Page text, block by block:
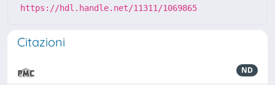
https://hdl.handle.net/11311/1069865
Citazioni
ND